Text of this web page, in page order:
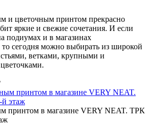
и цветочным принтом прекрасно
яркие и свежие сочетания. И если
подиумах и в магазинах
то сегодня можно выбирать из широкой
ветками, крупными и
принтом в магазине VERY NEAT. ТРК